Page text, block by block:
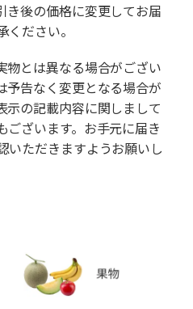
き後の価格に変更してお届
ください。
物とは異なる場合がござい
予告なく変更となる場合が
示の記載内容に関しまして
ございます。お手元に届き
いただきますようお願いし